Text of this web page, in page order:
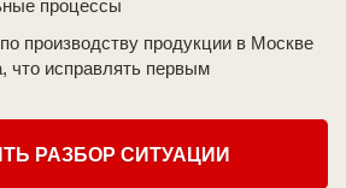
процессы
производству продукции в Москве
что исправлять первым
РАЗБОР СИТУАЦИИ